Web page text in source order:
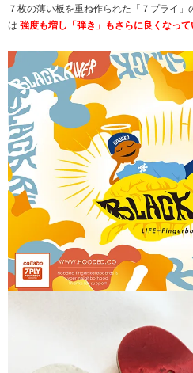
７枚の薄い板を重ね作られた「７プライ
は 強度も増し「弾き」もさらに良くなって